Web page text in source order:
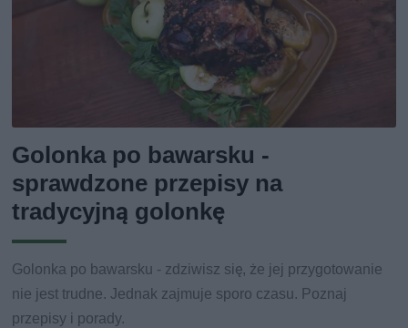
Golonka po bawarsku -
sprawdzone przepisy na
tradycyjną golonkę
Golonka po bawarsku - zdziwisz się, że jej przygotowanie
nie jest trudne. Jednak zajmuje sporo czasu. Poznaj
przepisy i porady.